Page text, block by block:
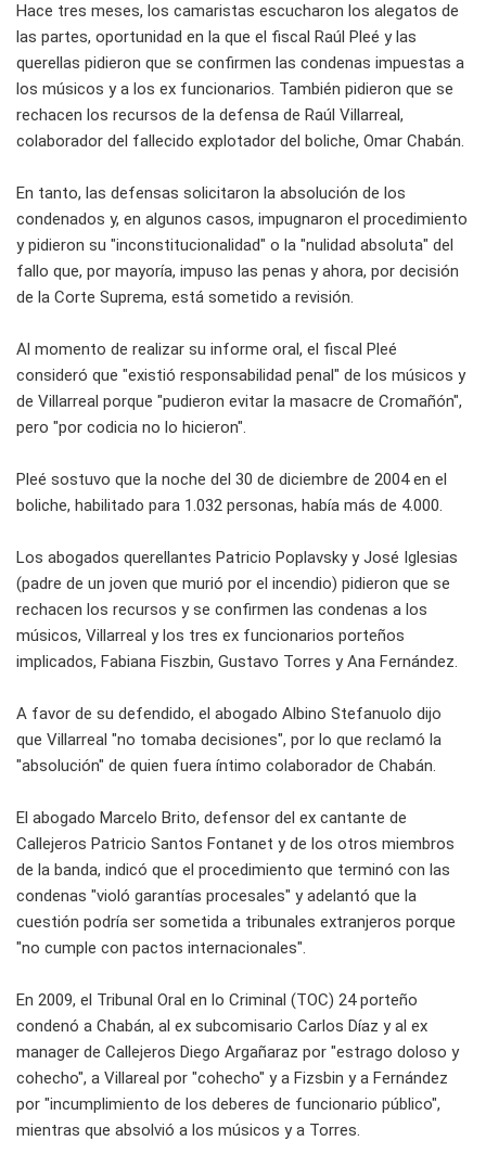
Hace tres meses, los camaristas escucharon los alegatos de
las partes, oportunidad en la que el fiscal Raúl Pleé y las
querellas pidieron que se confirmen las condenas impuestas a
los músicos y a los ex funcionarios. También pidieron que se
rechacen los recursos de la defensa de Raúl Villarreal,
colaborador del fallecido explotador del boliche, Omar Chabán.
En tanto, las defensas solicitaron la absolución de los
condenados y, en algunos casos, impugnaron el procedimiento
y pidieron su "inconstitucionalidad" o la "nulidad absoluta" del
fallo que, por mayorí­a, impuso las penas y ahora, por decisión
de la Corte Suprema, está sometido a revisión.
Al momento de realizar su informe oral, el fiscal Pleé
consideró que "existió responsabilidad penal" de los músicos y
de Villarreal porque "pudieron evitar la masacre de Cromañón",
pero "por codicia no lo hicieron".
Pleé sostuvo que la noche del 30 de diciembre de 2004 en el
boliche, habilitado para 1.032 personas, había más de 4.000.
Los abogados querellantes Patricio Poplavsky y José Iglesias
(padre de un joven que murió por el incendio) pidieron que se
rechacen los recursos y se confirmen las condenas a los
músicos, Villarreal y los tres ex funcionarios porteños
implicados, Fabiana Fiszbin, Gustavo Torres y Ana Fernández.
A favor de su defendido, el abogado Albino Stefanuolo dijo
que Villarreal "no tomaba decisiones", por lo que reclamó la
"absolución" de quien fuera íntimo colaborador de Chabán.
El abogado Marcelo Brito, defensor del ex cantante de
Callejeros Patricio Santos Fontanet y de los otros miembros
de la banda, indicó que el procedimiento que terminó con las
condenas "violó garantías procesales" y adelantó que la
cuestión podrí­a ser sometida a tribunales extranjeros porque
"no cumple con pactos internacionales".
En 2009, el Tribunal Oral en lo Criminal (TOC) 24 porteño
condenó a Chabán, al ex subcomisario Carlos Dí­az y al ex
manager de Callejeros Diego Argañaraz por "estrago doloso y
cohecho", a Villareal por "cohecho" y a Fizsbin y a Fernández
por "incumplimiento de los deberes de funcionario público",
mientras que absolvió a los músicos y a Torres.